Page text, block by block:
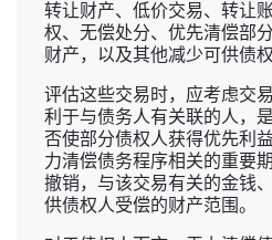
转让财产、低价交易、转让
权、无偿处分、优先清偿部
财产，以及其他减少可供债
评估这些交易时，应考虑交
利于与债务人有关联的人，
否使部分债权人获得优先利
力清偿债务程序相关的重要
撤销，与该交易有关的金钱
供债权人受偿的财产范围。